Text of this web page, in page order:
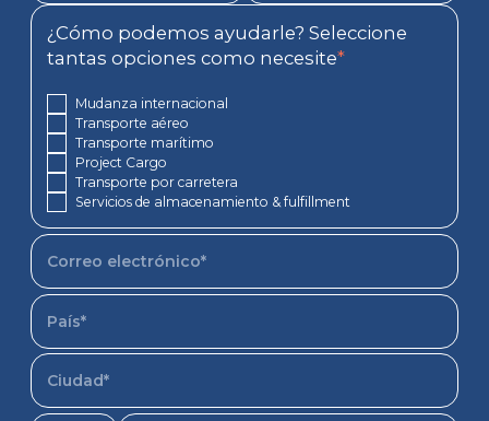
¿Cómo podemos ayudarle? Seleccione
tantas opciones como necesite*
Mudanza internacional
Transporte aéreo
Transporte marítimo
Project Cargo
Transporte por carretera
Servicios de almacenamiento & fulfillment